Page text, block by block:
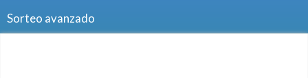
Sorteo avanzado